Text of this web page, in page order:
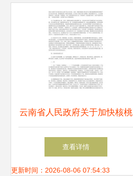
云南省人民政府关于加快核桃
产业发展的意见 强化技术推
广助推高质量增长
查看详情
更新时间：2026-08-06 07:54:33